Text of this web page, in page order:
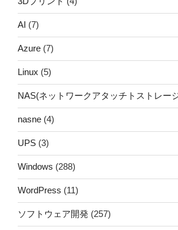
AI (7)
Azure (7)
Linux (5)
NAS(ネットワークアタッチトストレー
nasne (4)
UPS (3)
Windows (288)
WordPress (11)
ソフトウェア開発 (257)